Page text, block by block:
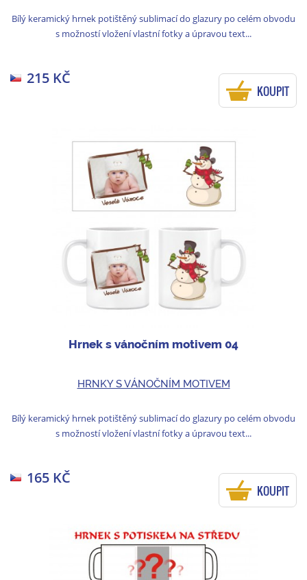
Bílý keramický hrnek potištěný sublimací do glazury po celém obvodu
s možností vložení vlastní fotky a úpravou text...
215 KČ
KOUPIT
Hrnek s vánočním motivem 04
HRNKY S VÁNOČNÍM MOTIVEM
Bílý keramický hrnek potištěný sublimací do glazury po celém obvodu
s možností vložení vlastní fotky a úpravou text...
165 KČ
KOUPIT